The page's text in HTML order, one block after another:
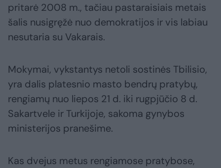
pritarė 2008 m., tačiau pastaraisiais metais
šalis nusigręžė nuo demokratijos ir vis labiau
nesutaria su Vakarais.
Mokymai, vykstantys netoli sostinės Tbilisio,
yra dalis platesnio masto bendrų pratybų,
rengiamų nuo liepos 21 d. iki rugpjūčio 8 d.
Sakartvele ir Turkijoje, sakoma gynybos
ministerijos pranešime.
Kas dvejus metus rengiamose pratybose,